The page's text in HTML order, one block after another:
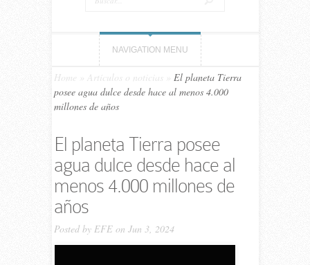
NAVIGATION MENU
Home Artículos o noticias
El planeta Tierra
posee agua dulce desde hace al menos 4.000
millones de años
El planeta Tierra posee
agua dulce desde hace al
menos 4.000 millones de
años
Posted by EFEon Jun 3, 2024